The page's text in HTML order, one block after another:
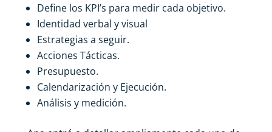
Define los KPI’s para medir cada objetivo.
Identidad verbal y visual
Estrategias a seguir.
Acciones Tácticas.
Presupuesto.
Calendarización y Ejecución.
Análisis y medición.